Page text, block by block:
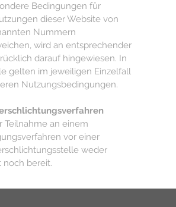
Bedingungen für
dieser Website von
Nummern
wird an entsprechender
darauf hingewiesen. In
gelten im jeweiligen Einzelfall
Nutzungsbedingungen.
Teilnahme an einem
vor einer
weder
bereit.